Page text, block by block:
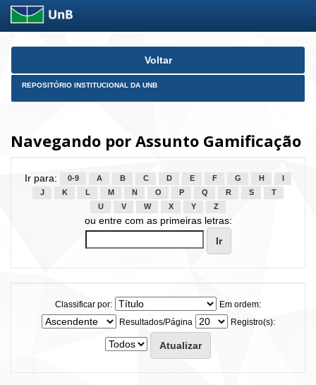
Skip
Voltar
REPOSITÓRIO INSTITUCIONAL DA UNB
Navegando por Assunto Gamificação
Ir para: 0-9 A B C D E F G H
J
K L M N O P Q R S
T
U
V W X Y Z
ou entre com as primeiras letras:
Classificar por:
Em ordem:
Resultados/Página
Registro(s):